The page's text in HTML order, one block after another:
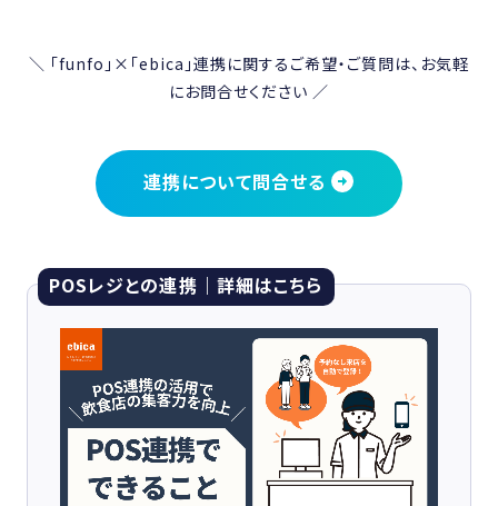
＼ 「funfo」×「ebica」連携に関するご希望・ご質問は、お気軽
にお問合せください ／
連携について問合せる
POSレジとの連携｜詳細はこちら